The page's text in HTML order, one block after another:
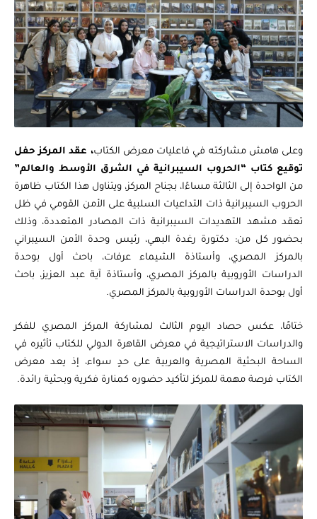
وعلى هامش مشاركته في فاعليات معرض الكتاب، عقد المركز حفل
توقيع كتاب “ الحروب السيبرانية في الشرق الأوسط والعالم”
من الواحدة إلى الثالثة مساءًا، بجناح المركز، ويتناول هذا الكتاب ظاهرة
الحروب السيبرانية ذات التداعيات السلبية على الأمن القومي في ظل
تعقد مشهد التهديدات السيبرانية ذات المصادر المتعددة، وذلك
بحضور كل من: دكتورة رغدة البهي، رئيس وحدة الأمن السيبراني
بالمركز المصري، وأستاذة الشيماء عرفات، باحث أول بوحدة
الدراسات الأوروبية بالمركز المصري، وأستاذة آية عبد العزيز، باحث
أول بوحدة الدراسات الأوروبية بالمركز المصري.
ختامًا، عكس حصاد اليوم الثالث لمشاركة المركز المصري للفكر
والدراسات الاستراتيجية في معرض القاهرة الدولي للكتاب تأثيره في
الساحة البحثية المصرية والعربية على حدٍ سواء، إذ يعد معرض
الكتاب فرصة مهمة للمركز لتأكيد حضوره كمنارة فكرية وبحثية رائدة.